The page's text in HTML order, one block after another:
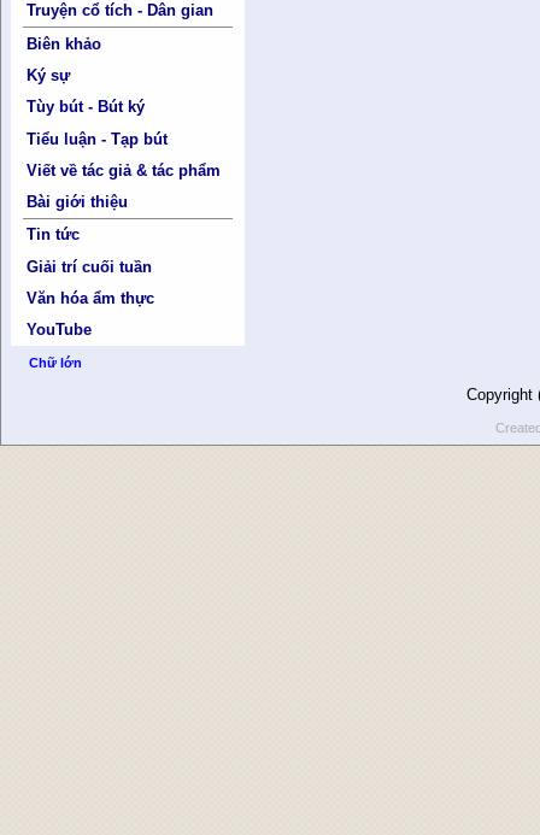
Truyện cổ tích - Dân gian
Biên khảo
Ký sự
Tùy bút - Bút ký
Tiểu luận - Tạp bút
Viết về tác giả & tác phẩm
Bài giới thiệu
Tin tức
Giải trí cuối tuần
Văn hóa ẩm thực
YouTube
Chữ lớn
Copyright